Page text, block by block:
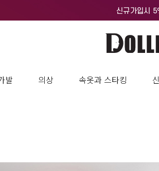
(Blythe)" "MAttel (collectable barbie)"
quality. * Weight: about 30 gram * Notice:
발 의상 속옷과 스타킹